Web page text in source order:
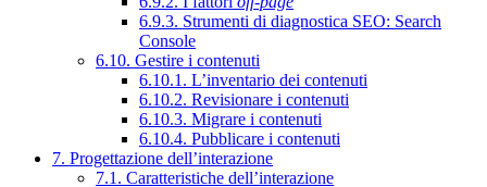
6.9.3. Strumenti di diagnostica SEO: Search
Console
6.10. Gestire i contenuti
6.10.1. L’inventario dei contenuti
6.10.2. Revisionare i contenuti
6.10.3. Migrare i contenuti
6.10.4. Pubblicare i contenuti
7. Progettazione dell’interazione
7.1. Caratteristiche dell’interazione